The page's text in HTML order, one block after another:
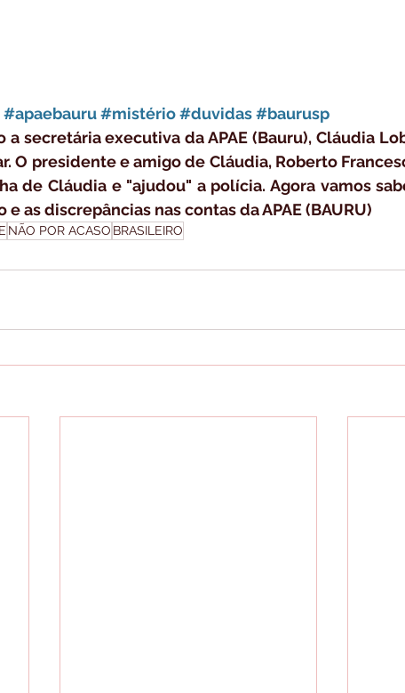
#apaebauru#mistério#duvidas#baurusp
a secretária executiva da APAE (Bauru), Cláudia
O presidente e amigo de Cláudia, Roberto
de Cláudia e "ajudou" a polícia. Agora vamos
e as discrepâncias nas contas da APAE (BAURU)
NÃO POR ACASO BRASILEIRO